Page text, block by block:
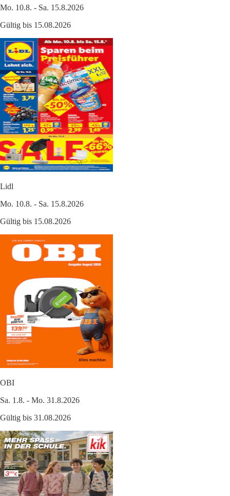
Mo. 10.8. - Sa. 15.8.2026
Gültig bis 15.08.2026
Lidl
Mo. 10.8. - Sa. 15.8.2026
Gültig bis 15.08.2026
OBI
Sa. 1.8. - Mo. 31.8.2026
Gültig bis 31.08.2026